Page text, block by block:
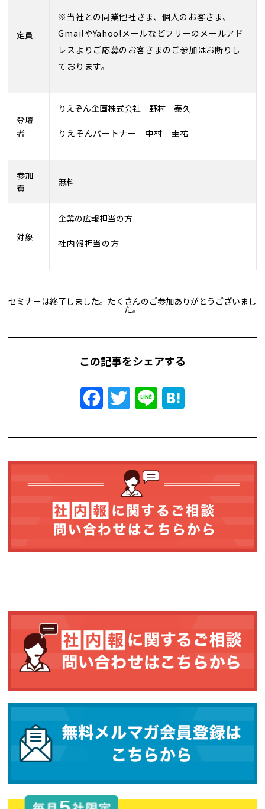
定員
※当社との同業他社さま、個人のお客さま、
GmailやYahoo!メールなどフリーのメールアド
レスよりご応募のお客さまのご参加はお断りし
ております。
登壇
者
りえぞん企画株式会社 野村 泰久
りえぞんパートナー 中村 圭祐
参加
費
無料
対象
企業の広報担当の方
社内報担当の方
セミナーは終了しました。たくさんのご参加ありがとうございまし
た。
この記事をシェアする
FacebookTwitter Line